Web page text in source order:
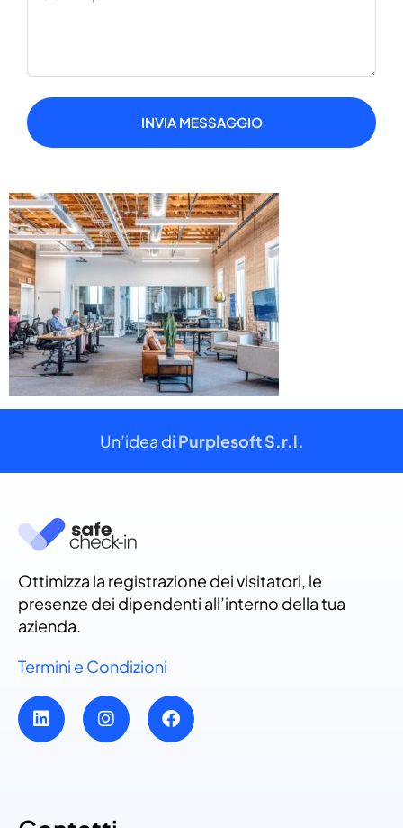
INVIA MESSAGGIO
Un’idea di Purplesoft S.r.l.
Ottimizza la registrazione dei visitatori, le
presenze dei dipendenti all’interno della tua
azienda.
Termini e Condizioni